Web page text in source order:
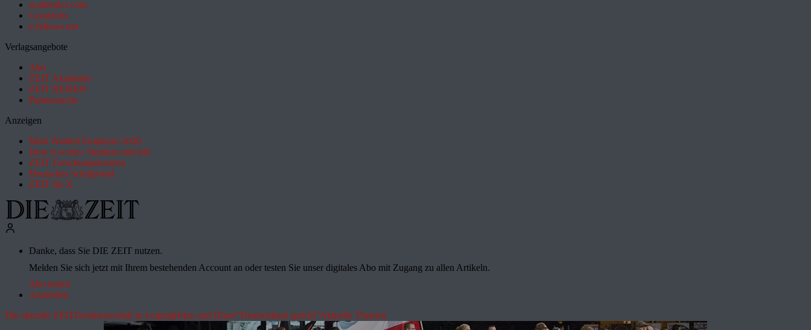
academics.com
GoodJobs
e-fellows.net
Verlagsangebote
Abo
ZEIT Akademie
ZEIT REISEN
Partnersuche
Anzeigen
Most Wanted Employer 2026
How it works: Studium und Job
ZEIT Forschungskosmos
Deutsches Schulportal
ZEIT für X
Danke, dass Sie DIE ZEIT nutzen.
Melden Sie sich jetzt mit Ihrem bestehenden Account an oder testen Sie unser digitales Abo mit Zugang zu allen Artikeln.
Abo testen
Anmelden
Die aktuelle ZEITDrohnenvorfall in LeipzigHitze und Dürre"Deutschland spricht"Aktuelle Themen